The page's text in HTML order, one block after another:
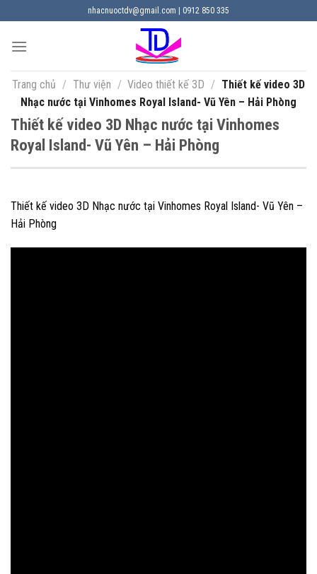
đến
nhacnuoctdv@gmail.com | 0912 850 335
Trang chủ / Thư viện / Video thiết kế 3D / Thiết kế video 3D
Nhạc nước tại Vinhomes Royal Island- Vũ Yên – Hải Phòng
Thiết kế video 3D Nhạc nước tại Vinhomes
Royal Island- Vũ Yên – Hải Phòng
Thiết kế video 3D Nhạc nước tại Vinhomes Royal Island- Vũ Yên –
Hải Phòng